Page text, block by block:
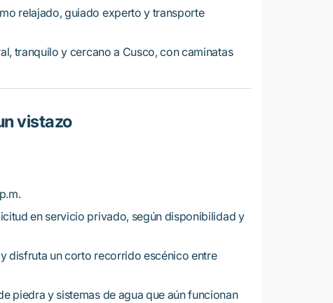
relajado, guiado experto y transporte
tranquilo y cercano a Cusco, con caminatas
vistazo
en servicio privado, según disponibilidad y
disfruta un corto recorrido escénico entre
piedra y sistemas de agua que aún funcionan